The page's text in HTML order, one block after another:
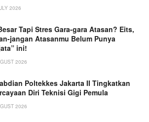
2026
Tapi Stres Gara-gara Atasan? Eits,
jangan Atasanmu Belum Punya
ini!
2026
Poltekkes Jakarta II Tingkatkan
Diri Teknisi Gigi Pemula
2026